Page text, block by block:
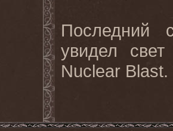
Последний
увидел
Nuclear Blast.